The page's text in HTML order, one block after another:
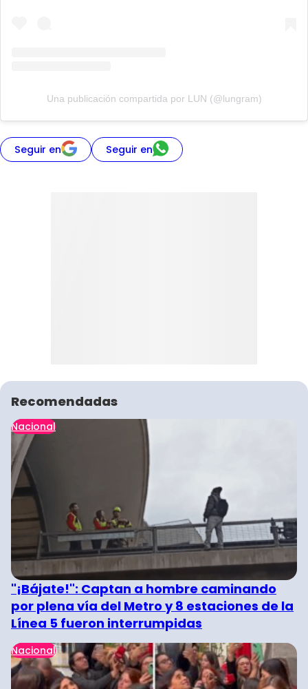
Una publicación compartida por LUN (@lungram)
Seguir en Seguir en
Recomendadas
Nacional
"¡Bájate!": Captan a hombre caminando
por plena vía del Metro y 8 estaciones de la
Línea 5 fueron interrumpidas
Nacional